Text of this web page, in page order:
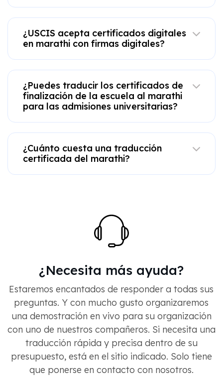
¿USCIS acepta certificados digitales
en marathi con firmas digitales?
¿Puedes traducir los certificados de
finalización de la escuela al marathi
para las admisiones universitarias?
¿Cuánto cuesta una traducción
certificada del marathi?
¿Necesita más ayuda?
Estaremos encantados de responder a todas sus
preguntas. Y con mucho gusto organizaremos
una demostración en vivo para su organización
con uno de nuestros compañeros. Si necesita una
traducción rápida y precisa dentro de su
presupuesto, está en el sitio indicado. Solo tiene
que ponerse en contacto con nosotros.